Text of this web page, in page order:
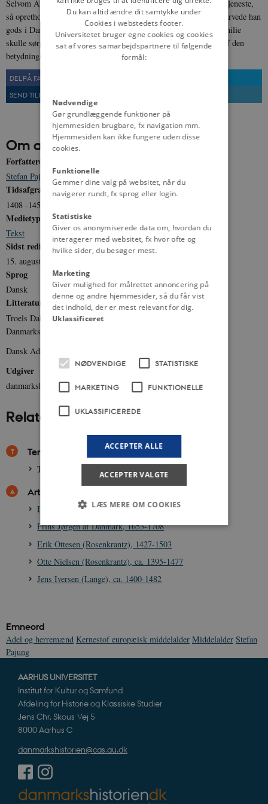
Selvom Andrew Ogard siden sin ungdom havde været i engelsk tjeneste,
så opretholdt han dog forbindelsen med sine slægtninge; i 1445 arvede han
gods i Danmark, og i sit testamente angav han, at den danske familie
skulle sørge for, at en af hans døtre skulle gifte sig med en søn af den
betydningsfulde danske rigsråd Axel Pedersen Thott.
DEL PÅ FACEBOOK
SEND TIL EN VEN
Om artiklen
Forfatter(e)
Stefan Pajung
Tidsafgrænsning
1408 -1454
Medietype
Tekst
Sidst redigeret
15. august 2011
Sprog
Dansk
Litteratur
Troels Dahlerup: De fire stænder. Gyldendals og Politikens
Danmarkshistorie 1400-1500, bind 6 (1989).
Dansk Adels Aarbog (1926).
Udgiver
danmarkshistorien.dk
Relateret indhold
Temaer
Tema om Magtens Segl, 1458
Artikler
Erik af Pommern, ca. 1382-1459
Prins Jørgen af Danmark, 1653-1708
Erik Ottesen (Rosenkrantz), 1427-1503
Otte Nielsen (Rosenkrantz), ca. 1395-1477
Jens Iversen (Lange), ca. 1400-1482
Emneord
Adel og herremænd Kernestof europæisk middelalder Middelalder Stefan
Pajung
AARHUS UNIVERSITET
Institut for Kultur og Samfund
Afdeling for Historie og Klassiske Studier
Jens Chr. Skous Vej 5
8000 Aarhus C
danmarkshistorien@cas.au.dk
Du kan altid ændre dit samtykke under
Cookies i webstedets footer.
Universitetet bruger egne cookies og cookies
sat af vores samarbejdspartnere til følgende
formål:
Nødvendige
Gør grundlæggende funktioner på
hjemmesiden brugbare, fx navigation mm.
Hjemmesiden kan ikke fungere uden disse
cookies.
Funktionelle
Gemmer dine valg på websitet, når du
navigerer rundt, fx sprog eller login.
Statistiske
Giver os anonymiserede data om, hvordan du
interagerer med websitet, fx hvor ofte og
hvilke sider, du besøger mest.
Marketing
Giver mulighed for målrettet annoncering på
denne og andre hjemmesider, så du får vist
det indhold, der er mest relevant for dig.
Uklassificeret
NØDVENDIGE STATISTISKE
MARKETING FUNKTIONELLE
UKLASSIFICEREDE
ACCEPTER ALLE
ACCEPTER VALGTE
LÆS MERE OM COOKIES
Nødvendige Statistiske
Marketing
Funktionelle
Uklassificerede
Navn
Udbyder / Domæne
Udløb
sp_t